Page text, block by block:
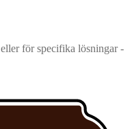
för specifika lösningar -